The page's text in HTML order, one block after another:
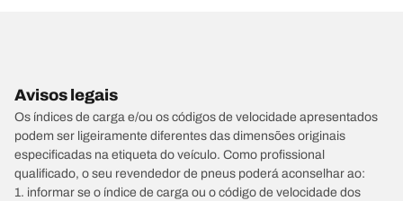
Avisos legais
Os índices de carga e/ou os códigos de velocidade apresentados
podem ser ligeiramente diferentes das dimensões originais
especificadas na etiqueta do veículo. Como profissional
qualificado, o seu revendedor de pneus poderá aconselhar ao:
1. informar se o índice de carga ou o código de velocidade dos